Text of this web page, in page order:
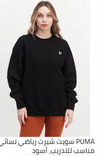
PUMA سويت شيرت رياضي نسائي
للتدريب، أسود